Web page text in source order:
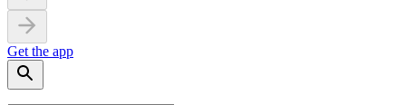
Get the app